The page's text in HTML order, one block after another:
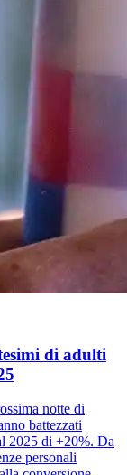
di adulti
notte di
battezzati
2025 di +20%. Da
personali